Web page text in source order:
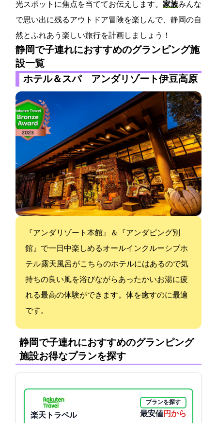
光スポットに焦点を当ててお伝えします。 家族みんな
で思い出に残るアウトドア冒険を楽しんで、静岡の自
然とふれあう楽しい旅行を計画しましょう！
静岡で子連れにおすすめのグランピング施
設一覧
ホテル＆スパ アンダリゾート伊豆高原
『アンダリゾート(本館)』＆『アンダピング(別
館)』で一日中楽しめるオールインクルーシブホ
テル 露天風呂がこちらのホテルにはあるので気
持ちの良い風を浴びながらあったかいお湯に疲
れる最高の体験ができます。体を癒すのに最適
です。
静岡で子連れにおすすめのグランピング
施設:お得なプランを探す
楽天トラベル
プランを探す
最安値14800円から